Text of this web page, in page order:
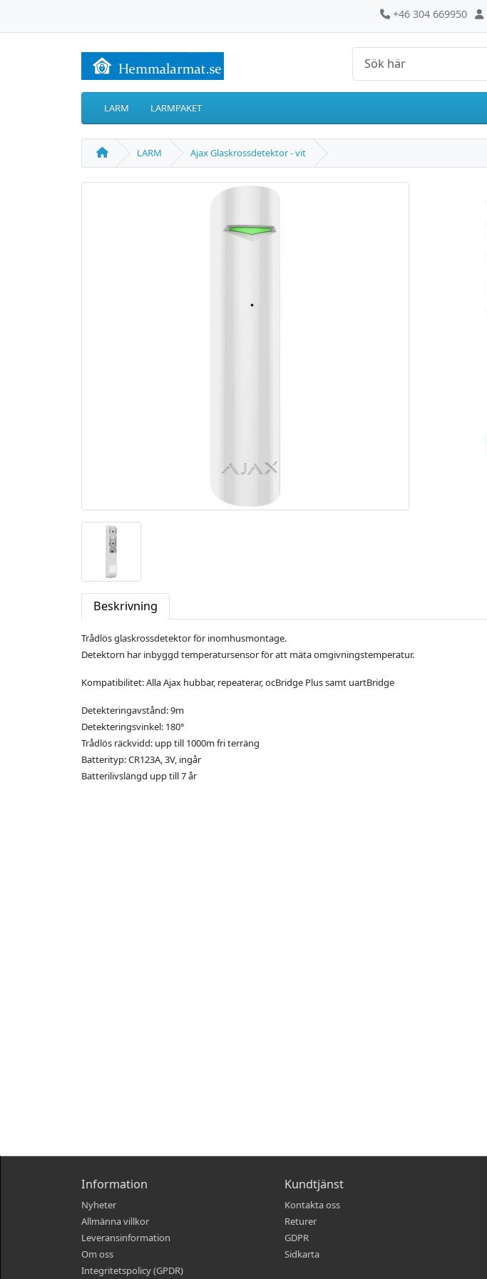
Kontakta oss
+46 304 669950
LARM LARMPAKET
LARM Ajax Glaskrossdetektor - vit
Beskrivning
Trådlös glaskrossdetektor för inomhusmontage.
Detektorn har inbyggd temperatursensor för att mäta omgivningstemperatur.
Kompatibilitet: Alla Ajax hubbar, repeaterar, ocBridge Plus samt uartBridge
Detekteringavstånd: 9m
Detekteringsvinkel: 180°
Trådlös räckvidd: upp till 1000m fri terräng
Batterityp: CR123A, 3V, ingår
Batterilivslängd upp till 7 år
Information
Nyheter
Allmänna villkor
Leveransinformation
Om oss
Integritetspolicy (GPDR)
Kundtjänst
Kontakta oss
Returer
GDPR
Sidkarta